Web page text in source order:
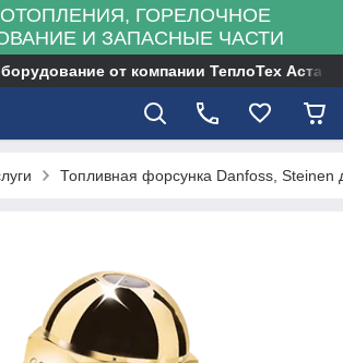
ГОРЕЛОЧНОЕ
И ЗАПАСНЫЕ ЧАСТИ
от компании ТеплоТех Астана
Топливная форсунка Danfoss, Steinen